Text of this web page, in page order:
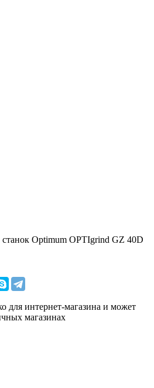
Optimum OPTIgrind GZ 40D
для интернет-магазина и может
магазинах